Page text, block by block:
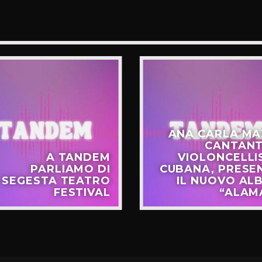
A TANDEM
PARLIAMO DI
SEGESTA TEATRO
FESTIVAL
ANA CARLA
CUBANA,
IL NUOVO